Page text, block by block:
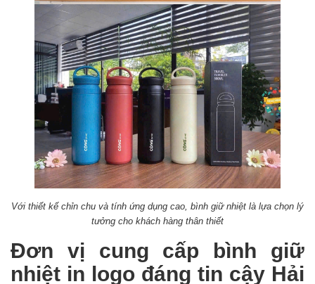
Với thiết kế chỉn chu và tính ứng dụng cao, bình giữ nhiệt là lựa chọn lý
tưởng cho khách hàng thân thiết
Đơn vị cung cấp bình giữ
nhiệt in logo đáng tin cậy Hải